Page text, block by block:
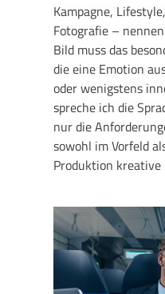
Kampagne,
Fotografie –
Bild muss das
die eine Emotion
oder wenigstens
spreche ich die
nur die
sowohl im Vorfeld
Produktion kreative